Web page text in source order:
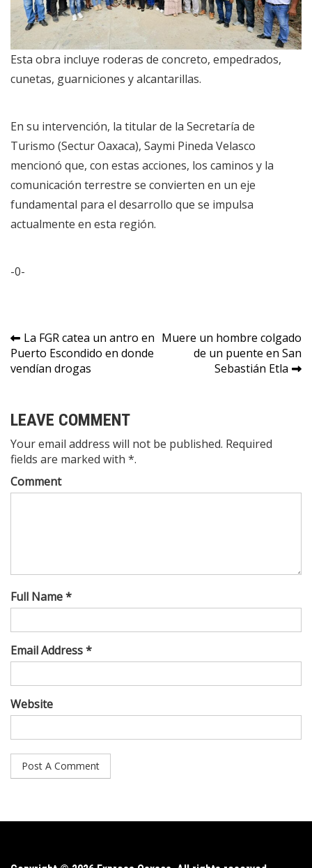
Esta obra incluye roderas de concreto, empedrados,
cunetas, guarniciones y alcantarillas.
En su intervención, la titular de la Secretaría de
Turismo (Sectur Oaxaca), Saymi Pineda Velasco
mencionó que, con estas acciones, los caminos y la
comunicación terrestre se convierten en un eje
fundamental para el desarrollo que se impulsa
actualmente en esta región.
-0-
Navegación
de
La FGR catea un antro en
Puerto Escondido en donde
vendían drogas
Muere un hombre colgado
de un puente en San
Sebastián Etla
LEAVE COMMENT
Your email address will not be published. Required
fields are marked with *.
Comment
Full Name *
Email Address *
Website